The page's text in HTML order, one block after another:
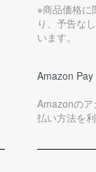
※商品価格に
り、予告な
います。
Amazon Pay
Amazonの
払い方法を